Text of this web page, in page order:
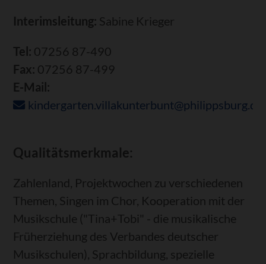
Interimsleitung: Sabine Krieger
Tel: 07256 87-490
Fax: 07256 87-499
E-Mail:
kindergarten.villakunterbunt@philippsburg.de
Qualitätsmerkmale:
Zahlenland, Projektwochen zu verschiedenen
Themen, Singen im Chor, Kooperation mit der
Musikschule ("Tina+Tobi" - die musikalische
Früherziehung des Verbandes deutscher
Musikschulen), Sprachbildung, spezielle